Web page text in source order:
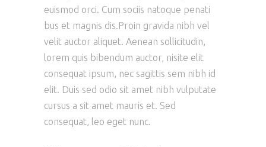
euismod orci. Cum sociis natoque penati
bus et magnis dis.Proin gravida nibh vel
velit auctor aliquet. Aenean sollicitudin,
lorem quis bibendum auctor, nisite elit
consequat ipsum, nec sagittis sem nibh id
elit. Duis sed odio sit amet nibh vulputate
cursus a sit amet mauris et. Sed
consequat, leo eget nunc.